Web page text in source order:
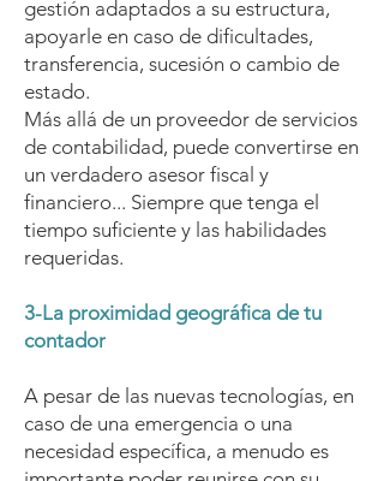
gestión adaptados a su estructura,
apoyarle en caso de dificultades,
transferencia, sucesión o cambio de
estado.
Más allá de un proveedor de servicios
de contabilidad, puede convertirse en
un verdadero asesor fiscal y
financiero... Siempre que tenga el
tiempo suficiente y las habilidades
requeridas.
3-La proximidad geográfica de tu
contador
A pesar de las nuevas tecnologías, en
caso de una emergencia o una
necesidad específica, a menudo es